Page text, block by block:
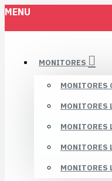
MENU
MONITORES
MONITORES
MONITORES
MONITORES
MONITORES
MONITORES